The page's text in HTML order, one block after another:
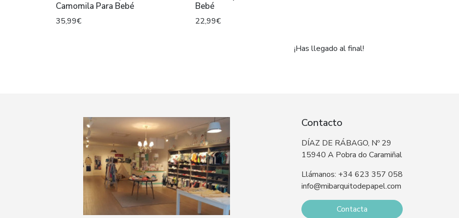
Camomila Para Bebé
35,99€
Bebé
22,99€
¡Has llegado al final!
Contacto
DÍAZ DE RÁBAGO, Nº 29
15940 A Pobra do Caramiñal
Llámanos: +34 623 357 058
info@mibarquitodepapel.com
Contacta